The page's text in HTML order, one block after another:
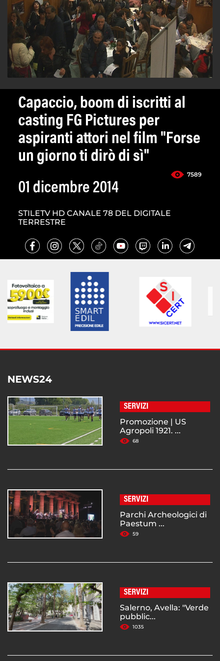
Capaccio, boom di iscritti al
casting FG Pictures per
aspiranti attori nel film "Forse
un giorno ti dirò di sì"
7589
01 dicembre 2014
STILETV HD CANALE 78 DEL DIGITALE
TERRESTRE
NEWS24
SERVIZI
Promozione | US
Agropoli 1921. ...
68
SERVIZI
Parchi Archeologici di
Paestum ...
59
SERVIZI
Salerno, Avella: "Verde
pubblic...
1035